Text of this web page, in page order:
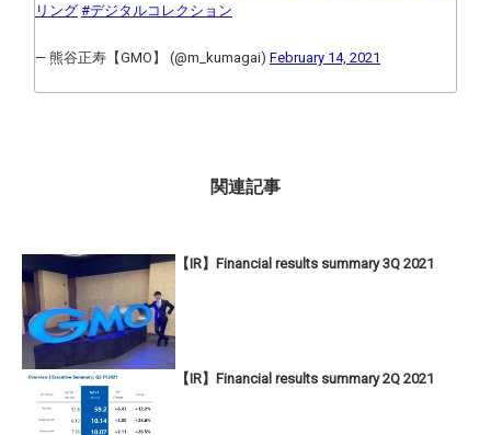
リング #デジタルコレクション
— 熊谷正寿【GMO】 (@m_kumagai) February 14, 2021
関連記事
【IR】Financial results summary 3Q 2021
【IR】Financial results summary 2Q 2021